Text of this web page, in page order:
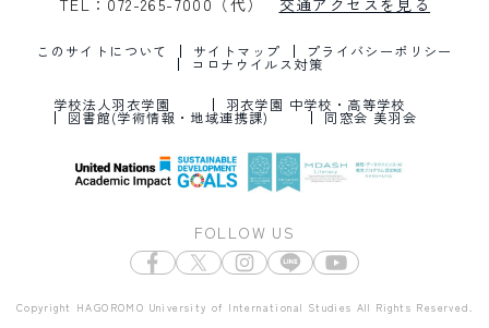
TEL：072-265-7000（代）
交通アクセスを見る
このサイトについて サイトマップ プライバシーポリシー
コロナウイルス対策
学校法人羽衣学園 羽衣学園 中学校・高等学校
図書館(学術情報・地域連携課) 同窓会 美羽会
FOLLOW US
Copyright HAGOROMO University of International Studies All Rights Reserved.